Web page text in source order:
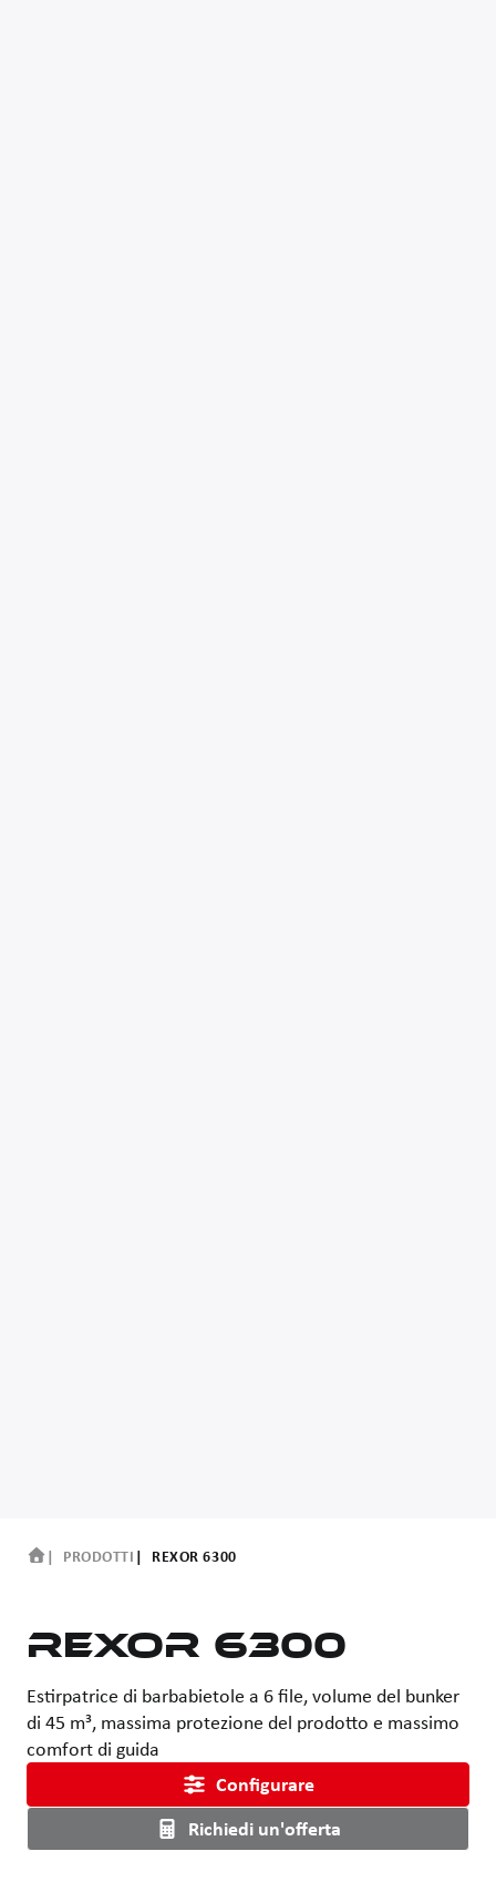
PRODOTTI REXOR 6300
REXOR 6300
Estirpatrice di barbabietole a 6 file, volume del bunker
di 45 m³, massima protezione del prodotto e massimo
comfort di guida
Richiedi un'offerta
Configurare